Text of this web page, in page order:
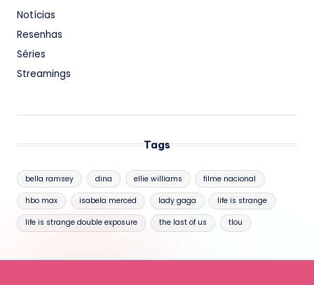
Notícias
Resenhas
Séries
Streamings
Tags
bella ramsey dina ellie williams filme nacional
hbo max isabela merced lady gaga life is strange
life is strange double exposure the last of us tlou